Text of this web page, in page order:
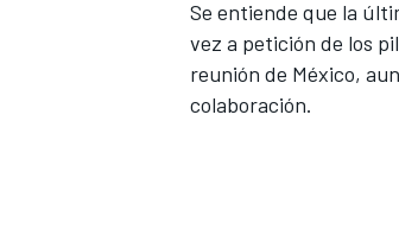
Se entiende que la
vez a petición de los
reunión de México,
colaboración.